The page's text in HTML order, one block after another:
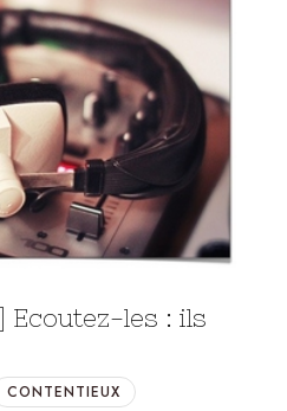
Ecoutez-les : ils
CONTENTIEUX